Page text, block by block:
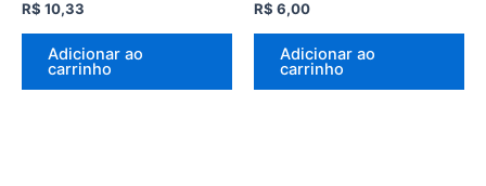
R$ 10,33
Adicionar ao
carrinho
R$ 6,00
Adicionar ao
carrinho